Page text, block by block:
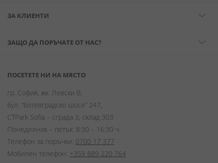
ЗА КЛИЕНТИ
ЗАЩО ДА ПОРЪЧАТЕ ОТ НАС?
ПОСЕТЕТЕ НИ НА МЯСТО
гр. София, жк. Левски В,
бул. “Ботевградско шосе” 247,
CTPark Sofia – сграда 3, склад 303
Понеделник – петък: 8:30 – 16:30 ч.
Телефон за поръчки: 0700 17 377
Мобилен телефон: +359 889 220 764